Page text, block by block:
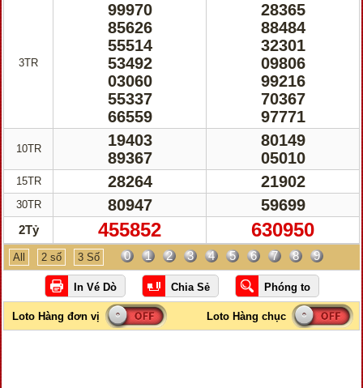
3TR
10TR
15TR
30TR
2Tỷ
99970
85626
55514
53492
03060
55337
66559
19403
89367
28264
80947
455852
28365
88484
32301
09806
99216
70367
97771
80149
05010
21902
59699
630950
All 2 số 3 Số 0 1 2 3 4 5 6 7 8 9